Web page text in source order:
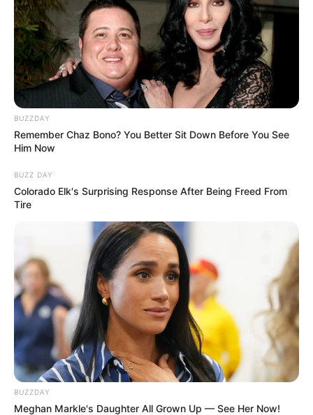
BUZZDAY
Remember Chaz Bono? You Better Sit Down Before You See
Him Now
BUZZ DAY
Colorado Elk's Surprising Response After Being Freed From
Tire
BUZZDAY
Meghan Markle's Daughter All Grown Up — See Her Now!